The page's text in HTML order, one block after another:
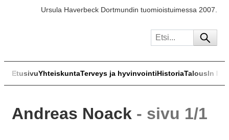
Ursula Haverbeck Dortmundin tuomioistuimessa 2007.
EtusivuYhteiskuntaTerveys ja hyvinvointiHistoriaTalousIn
Andreas Noack - sivu 1/1